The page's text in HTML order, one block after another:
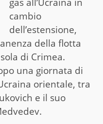
cambio
dell’estensione,
della flotta
di Crimea.
una giornata di
orientale, tra
e il suo